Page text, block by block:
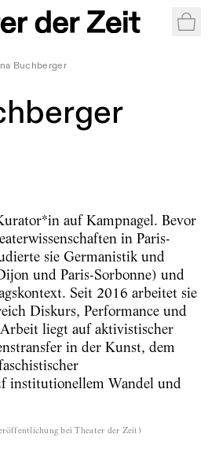
Buchberger
auf Kampnagel. Bevor
in Paris-
sie Germanistik und
und Paris-Sorbonne) und
Seit 2016 arbeitet sie
Diskurs, Performance und
liegt auf aktivistischer
in der Kunst, dem
institutionellem Wandel und
bei Theater der Zeit )